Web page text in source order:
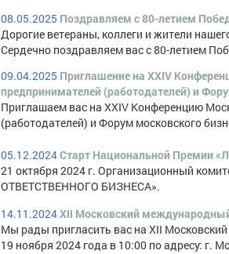
08.05.2025 Поздравляем с 80-летием
Дорогие ветераны, коллеги и жители
Cердечно поздравляем вас с 80-летием
09.04.2025 Приглашение на XXIV
предпринимателей (работодателей) и
Приглашаем вас на XXIV Конференцию
(работодателей) и Форум московского
05.12.2024Старт Национальной Премии
21 октября 2024 г. Организационный
ОТВЕТСТВЕННОГО БИЗНЕСА».
14.11.2024XII Московский
Мы рады пригласить вас на XII
19 ноября 2024 года в 10:00 по адресу: г.